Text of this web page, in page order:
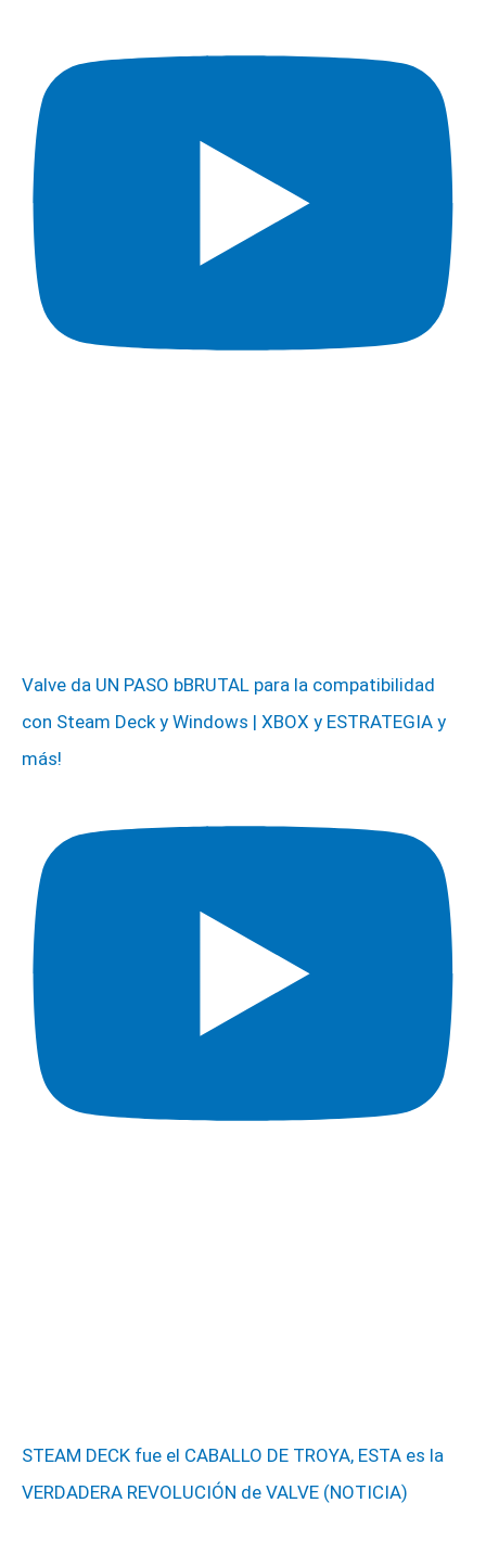
Valve da UN PASO bBRUTAL para la compatibilidad
con Steam Deck y Windows | XBOX y ESTRATEGIA y
más!
STEAM DECK fue el CABALLO DE TROYA, ESTA es la
VERDADERA REVOLUCIÓN de VALVE (NOTICIA)